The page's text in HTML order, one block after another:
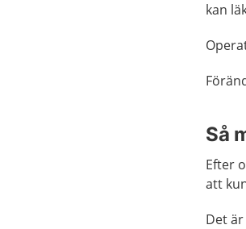
kan
Så
Efter
att
Det